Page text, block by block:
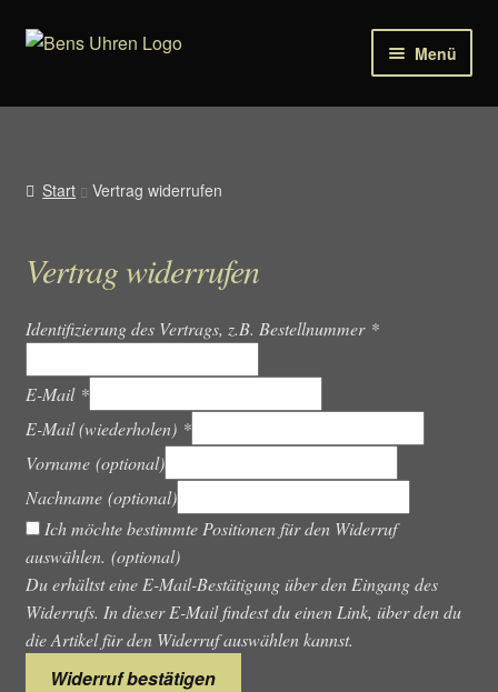
Zur
Zum
Menü
Uhren
Tools
Ersatzteile für Uhren
Start Vertrag widerrufen
Vertrag widerrufen
Identifizierung des Vertrags, z.B. Bestellnummer *
E-Mail *
E-Mail (wiederholen) *
Vorname (optional)
Nachname (optional)
Ich möchte bestimmte Positionen für den Widerruf
auswählen. (optional)
Du erhältst eine E-Mail-Bestätigung über den Eingang des
Widerrufs. In dieser E-Mail findest du einen Link, über den du
die Artikel für den Widerruf auswählen kannst.
Widerruf bestätigen